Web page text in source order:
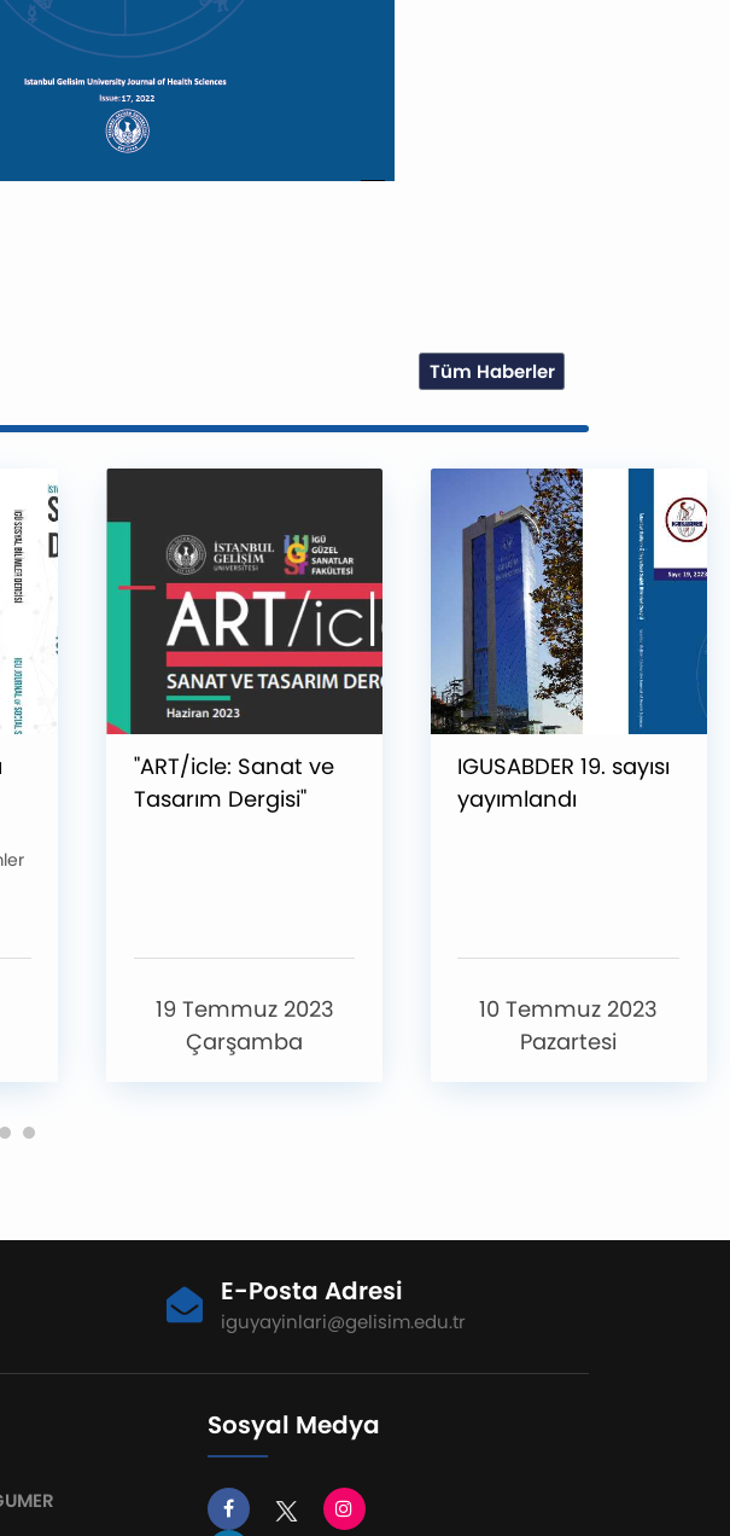
Tüm Haberler
"ART/icle: Sanat ve
Tasarım Dergisi"
19 Temmuz 2023
Çarşamba
IGUSABDER 19. sayısı
yayımlandı
10 Temmuz 2023
Pazartesi
E-Posta Adresi
iguyayinlari@gelisim.edu.tr
Sosyal Medya